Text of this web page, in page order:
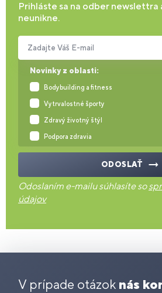
Prihláste sa na odber newslettra
neunikne.
Novinky z oblasti:
Bodybuilding a fitness
Vytrvalostné športy
Zdravý životný štýl
Podpora zdravia
Zadajte Váš E-mail
ODOSLAŤ
Odoslaním e-mailu súhlasíte so
údajov
V prípade otázok nás